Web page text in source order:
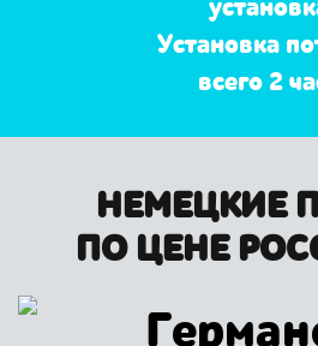
Установка
всего 2
НЕМЕЦКИЕ
ПО ЦЕНЕ